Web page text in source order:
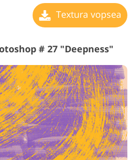
Textura vopsea
# 27 "Deepness"